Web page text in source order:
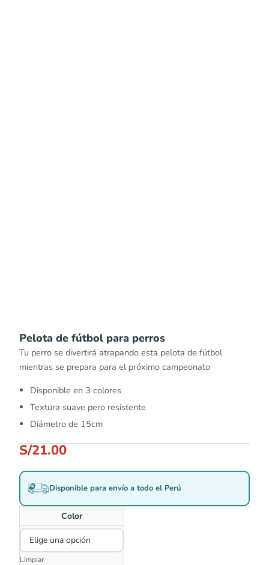
Pelota de fútbol para perros
Tu perro se divertirá atrapando esta pelota de fútbol
mientras se prepara para el próximo campeonato
Disponible en 3 colores
Textura suave pero resistente
Diámetro de 15cm
S/21.00
Disponible para envío a todo el Perú
Color
Limpiar